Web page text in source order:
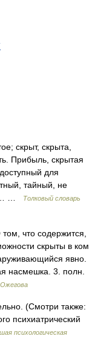
скрыт, скрыта,
Прибыль, скрытая
для
тайный, не
…
Толковый словарь
что содержится,
скрыты в ком
явно.
насмешка. 3. полн.
(Смотри также:
психиатрический
психологическая